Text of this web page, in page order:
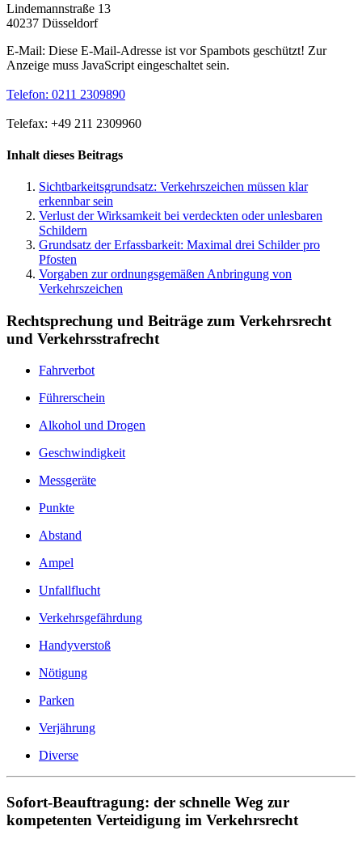
Lindemannstraße 13
40237 Düsseldorf
E-Mail: Diese E-Mail-Adresse ist vor Spambots geschützt! Zur
Anzeige muss JavaScript eingeschaltet sein.
Telefon: 0211 2309890
Telefax: +49 211 2309960
Inhalt dieses Beitrags
Sichtbarkeitsgrundsatz: Verkehrszeichen müssen klar
erkennbar sein
Verlust der Wirksamkeit bei verdeckten oder unlesbaren
Schildern
Grundsatz der Erfassbarkeit: Maximal drei Schilder pro
Pfosten
Vorgaben zur ordnungsgemäßen Anbringung von
Verkehrszeichen
Rechtsprechung und Beiträge zum Verkehrsrecht
und Verkehrsstrafrecht
Fahrverbot
Führerschein
Alkohol und Drogen
Geschwindigkeit
Messgeräte
Punkte
Abstand
Ampel
Unfallflucht
Verkehrsgefährdung
Handyverstoß
Nötigung
Parken
Verjährung
Diverse
Sofort-Beauftragung: der schnelle Weg zur
kompetenten Verteidigung im Verkehrsrecht